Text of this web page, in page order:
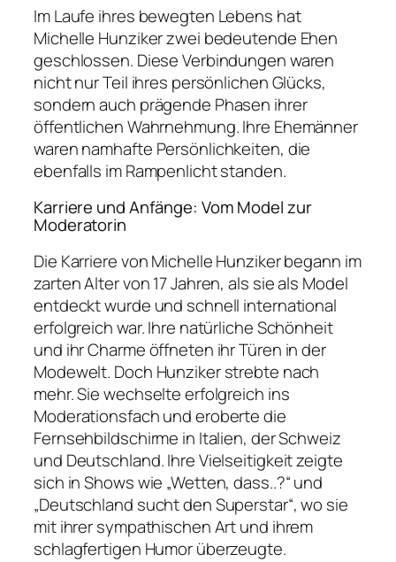
Im Laufe ihres bewegten Lebens hat
Michelle Hunziker zwei bedeutende Ehen
geschlossen. Diese Verbindungen waren
nicht nur Teil ihres persönlichen Glücks,
sondern auch prägende Phasen ihrer
öffentlichen Wahrnehmung. Ihre Ehemänner
waren namhafte Persönlichkeiten, die
ebenfalls im Rampenlicht standen.
Karriere und Anfänge: Vom Model zur
Moderatorin
Die Karriere von Michelle Hunziker begann im
zarten Alter von 17 Jahren, als sie als Model
entdeckt wurde und schnell international
erfolgreich war. Ihre natürliche Schönheit
und ihr Charme öffneten ihr Türen in der
Modewelt. Doch Hunziker strebte nach
mehr. Sie wechselte erfolgreich ins
Moderationsfach und eroberte die
Fernsehbildschirme in Italien, der Schweiz
und Deutschland. Ihre Vielseitigkeit zeigte
sich in Shows wie „Wetten, dass..?“ und
„Deutschland sucht den Superstar“, wo sie
mit ihrer sympathischen Art und ihrem
schlagfertigen Humor überzeugte.